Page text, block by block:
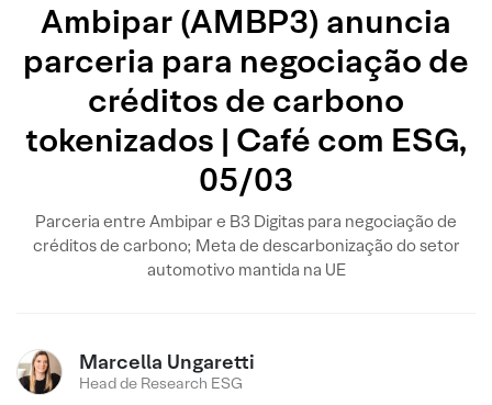
Ambipar (AMBP3) anuncia
parceria para negociação de
créditos de carbono
tokenizados | Café com ESG,
05/03
Parceria entre Ambipar e B3 Digitas para negociação de
créditos de carbono; Meta de descarbonização do setor
automotivo mantida na UE
Marcella Ungaretti
Head de Research ESG